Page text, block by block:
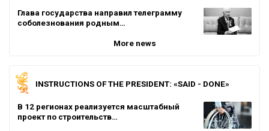
Глава государства направил телеграмму
соболезнования родным…
More news
INSTRUCTIONS OF THE PRESIDENT: «SAID - DONE»
В 12 регионах реализуется масштабный
проект по строительств…